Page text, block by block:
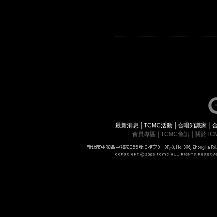
最新消息 │TCMC活動 │合唱知識家 │
會員專區
TCMC會訊 關於